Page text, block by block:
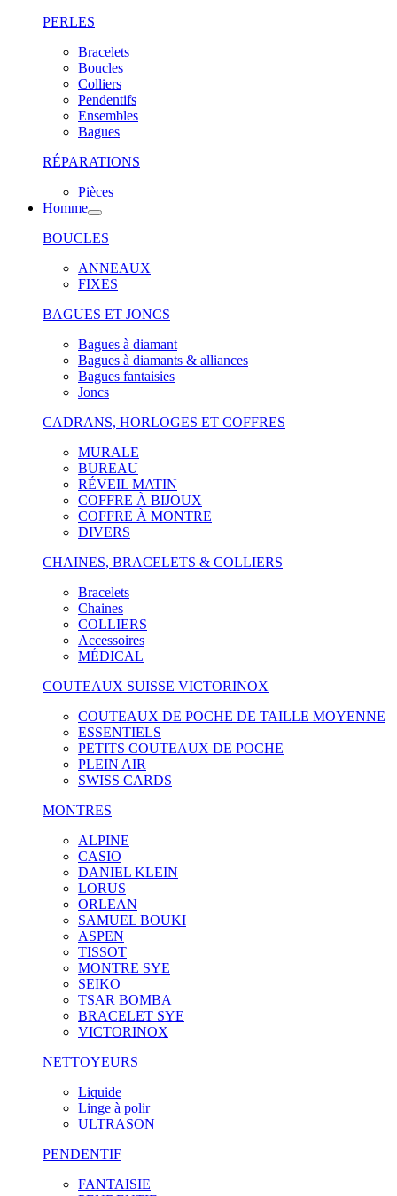
PERLES
Bracelets
Boucles
Colliers
Pendentifs
Ensembles
Bagues
RÉPARATIONS
Pièces
Homme
BOUCLES
ANNEAUX
FIXES
BAGUES ET JONCS
Bagues à diamant
Bagues à diamants & alliances
Bagues fantaisies
Joncs
CADRANS, HORLOGES ET COFFRES
MURALE
BUREAU
RÉVEIL MATIN
COFFRE À BIJOUX
COFFRE À MONTRE
DIVERS
CHAINES, BRACELETS & COLLIERS
Bracelets
Chaines
COLLIERS
Accessoires
MÉDICAL
COUTEAUX SUISSE VICTORINOX
COUTEAUX DE POCHE DE TAILLE MOYENNE
ESSENTIELS
PETITS COUTEAUX DE POCHE
PLEIN AIR
SWISS CARDS
MONTRES
ALPINE
CASIO
DANIEL KLEIN
LORUS
ORLEAN
SAMUEL BOUKI
ASPEN
TISSOT
MONTRE SYE
SEIKO
TSAR BOMBA
BRACELET SYE
VICTORINOX
NETTOYEURS
Liquide
Linge à polir
ULTRASON
PENDENTIF
FANTAISIE